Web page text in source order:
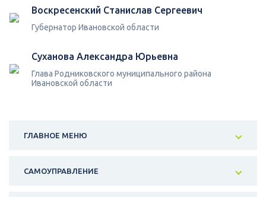
Воскресенский Станислав Сергеевич
Губернатор Ивановской области
Суханова Александра Юрьевна
Глава Родниковского муниципального района
Ивановской области
ГЛАВНОЕ МЕНЮ
САМОУПРАВЛЕНИЕ